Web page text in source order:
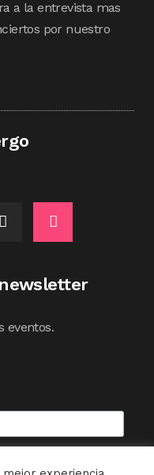
a la entrevista mas
por nuestro
eventos.